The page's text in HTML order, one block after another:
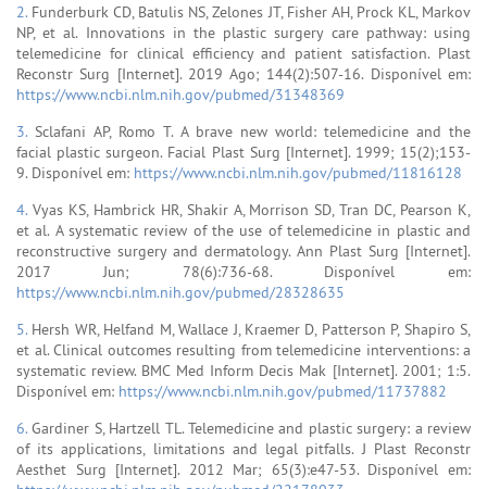
2. Funderburk CD, Batulis NS, Zelones JT, Fisher AH, Prock KL, Markov
NP, et al. Innovations in the plastic surgery care pathway: using
telemedicine for clinical efficiency and patient satisfaction. Plast
Reconstr Surg [Internet]. 2019 Ago; 144(2):507-16. Disponível em:
https://www.ncbi.nlm.nih.gov/pubmed/31348369
3. Sclafani AP, Romo T. A brave new world: telemedicine and the
facial plastic surgeon. Facial Plast Surg [Internet]. 1999; 15(2);153-
9. Disponível em: https://www.ncbi.nlm.nih.gov/pubmed/11816128
4. Vyas KS, Hambrick HR, Shakir A, Morrison SD, Tran DC, Pearson K,
et al. A systematic review of the use of telemedicine in plastic and
reconstructive surgery and dermatology. Ann Plast Surg [Internet].
2017 Jun; 78(6):736-68. Disponível em:
https://www.ncbi.nlm.nih.gov/pubmed/28328635
5. Hersh WR, Helfand M, Wallace J, Kraemer D, Patterson P, Shapiro S,
et al. Clinical outcomes resulting from telemedicine interventions: a
systematic review. BMC Med Inform Decis Mak [Internet]. 2001; 1:5.
Disponível em: https://www.ncbi.nlm.nih.gov/pubmed/11737882
6.Gardiner S, Hartzell TL. Telemedicine and plastic surgery: a review
of its applications, limitations and legal pitfalls. J Plast Reconstr
Aesthet Surg [Internet]. 2012 Mar; 65(3):e47-53. Disponível em: